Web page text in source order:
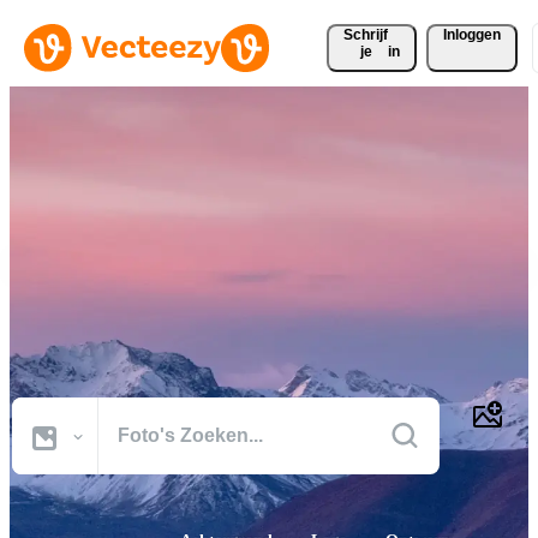
Schrijf
je
in
Inloggen
waarbij elke dag duizenden nieuwe afbeeldingen worden
zaken, eten en meer die veilig zijn voor commercieel gebruik.
Alle Afbeeldingen
Foto's
PNGs
PSDs